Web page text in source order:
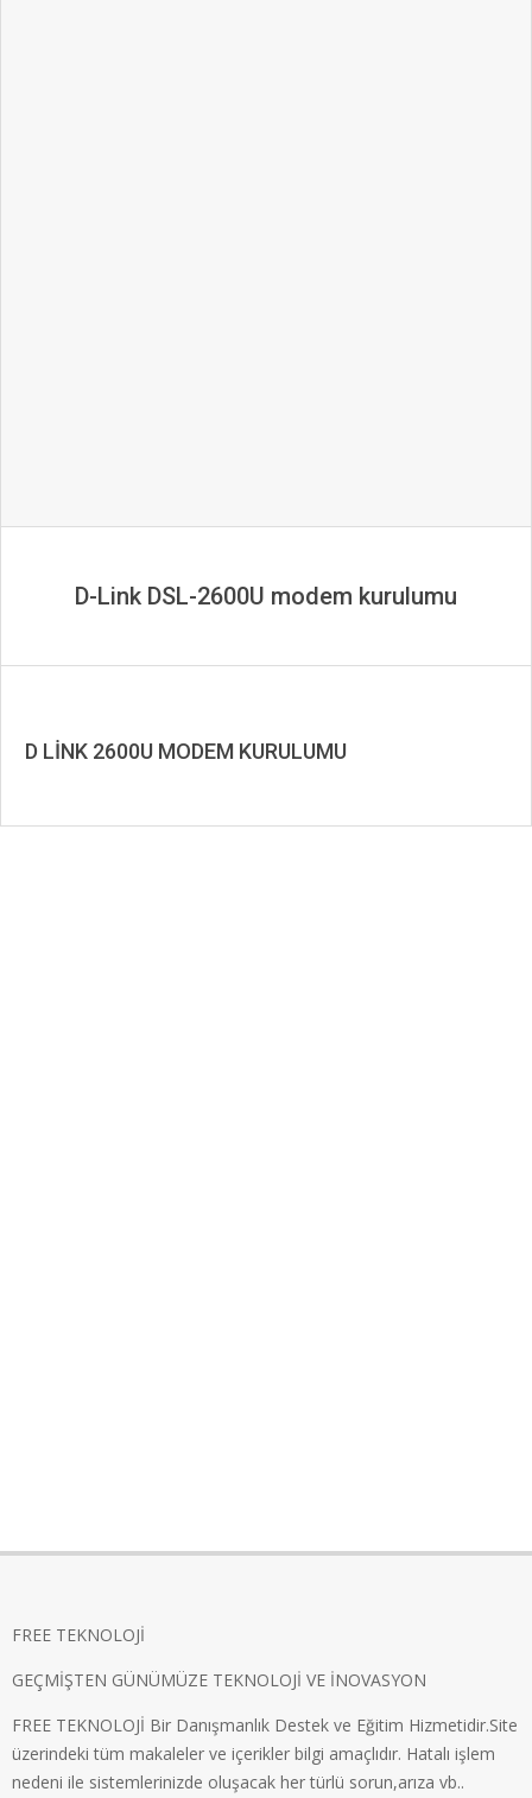
D-Link DSL-2600U modem kurulumu
D LİNK 2600U MODEM KURULUMU
FREE TEKNOLOJİ
GEÇMİŞTEN GÜNÜMÜZE TEKNOLOJİ VE İNOVASYON
FREE TEKNOLOJİ Bir Danışmanlık Destek ve Eğitim Hizmetidir.Site
üzerindeki tüm makaleler ve içerikler bilgi amaçlıdır. Hatalı işlem
nedeni ile sistemlerinizde oluşacak her türlü sorun,arıza vb..